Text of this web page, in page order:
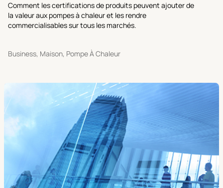
Comment les certifications de produits peuvent ajouter de
la valeur aux pompes à chaleur et les rendre
commercialisables sur tous les marchés.
Business, Maison, Pompe À Chaleur